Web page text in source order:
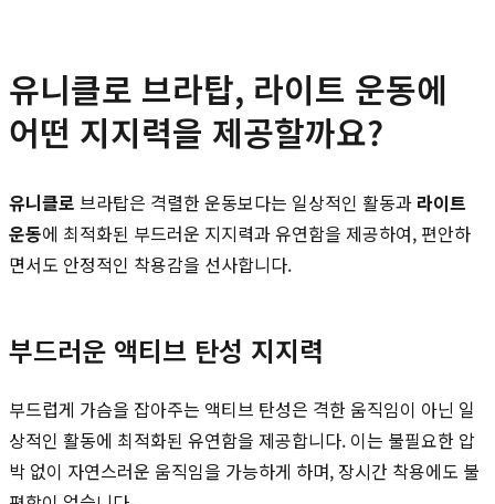
유니클로 브라탑, 라이트 운동에
어떤 지지력을 제공할까요?
유니클로 브라탑은 격렬한 운동보다는 일상적인 활동과 라이트
운동에 최적화된 부드러운 지지력과 유연함을 제공하여, 편안하
면서도 안정적인 착용감을 선사합니다.
부드러운 액티브 탄성 지지력
부드럽게 가슴을 잡아주는 액티브 탄성은 격한 움직임이 아닌 일
상적인 활동에 최적화된 유연함을 제공합니다. 이는 불필요한 압
박 없이 자연스러운 움직임을 가능하게 하며, 장시간 착용에도 불